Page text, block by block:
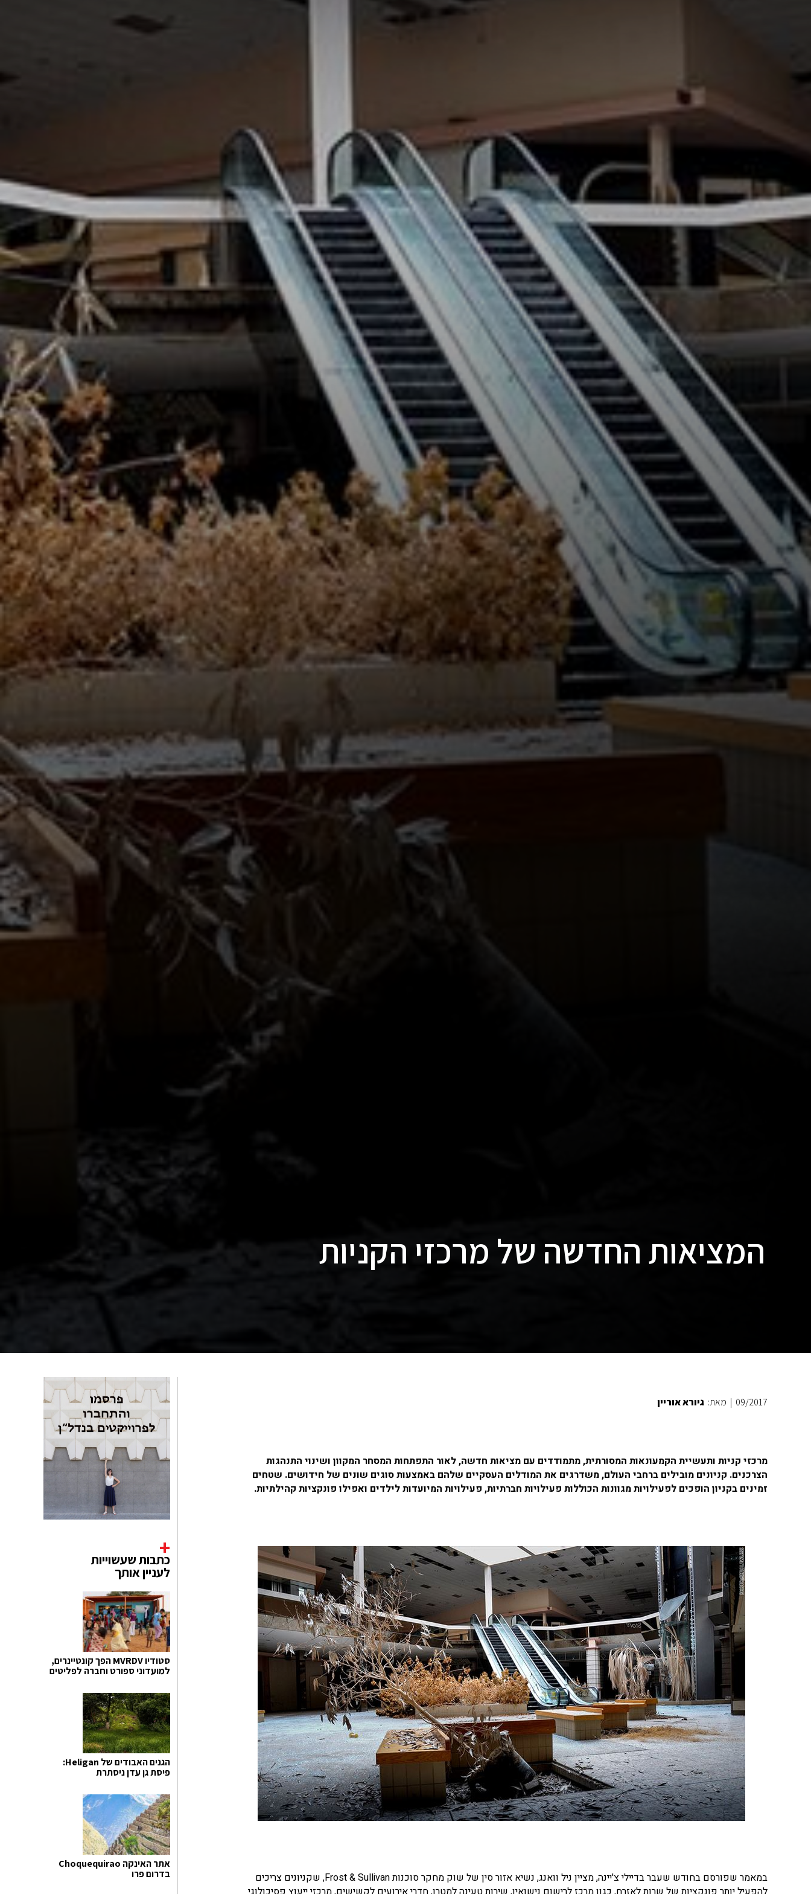
המציאות החדשה של מרכזי הקניות
09/2017
| מאת: גיורא אוריין
מרכזי קניות ותעשיית הקמעונאות המסורתית, מתמודדים עם מציאות חדשה, לאור התפתחות המסחר המקוון ושינוי התנהגות
הצרכנים. קניונים מובילים ברחבי העולם, משדרגים את המודלים העסקיים שלהם באמצעות סוגים שונים של חידושים. שטחים
זמינים בקניון הופכים לפעילויות מגוונות הכוללות פעילויות חברתיות, פעילויות המיועדות לילדים ואפילו פונקציות קהילתיות.
במאמר שפורסם בחודש שעבר בדיילי צ'יינה, מציין ניל וואנג, נשיא אזור סין של שוק מחקר סוכנות Frost & Sullivan, שקניונים צריכים
כתבות שעשוייות
לעניין אותך
סטודיו MVRDV הפך קונטיינרים,
למועדוני ספורט וחברה לפליטים
הגנים האבודים של Heligan:
פיסת גן עדן ניסתרת
אתר האינקה Choquequirao
בדרום פרו